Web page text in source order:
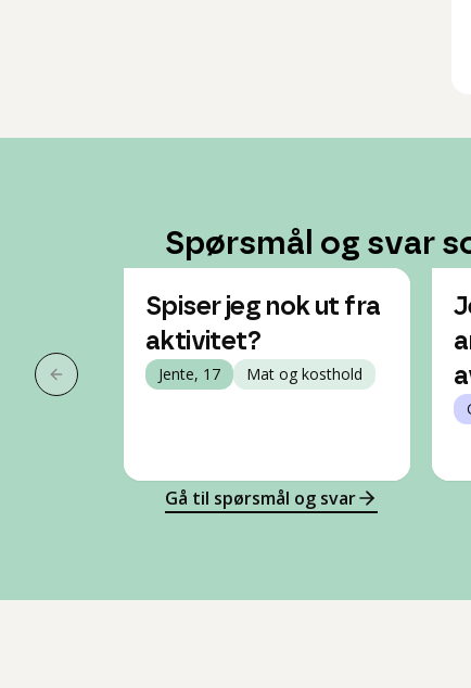
Spørsmål og svar
Forrige slide
Spiser jeg nok ut fra
aktivitet?
Jente, 17 Mat og kosthold
Gå til spørsmål og svar